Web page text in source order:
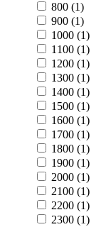
800 (1)
900 (1)
1000 (1)
1100 (1)
1200 (1)
1300 (1)
1400 (1)
1500 (1)
1600 (1)
1700 (1)
1800 (1)
1900 (1)
2000 (1)
2100 (1)
2200 (1)
2300 (1)